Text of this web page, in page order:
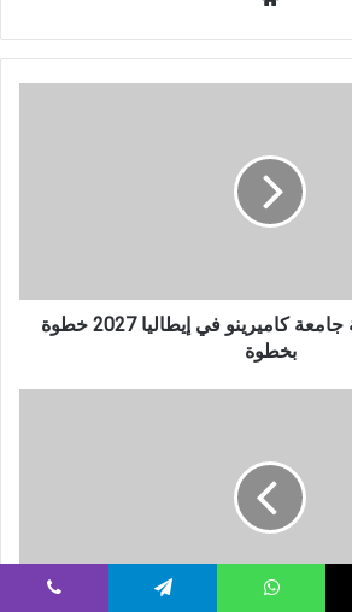
كيفية التقديم لمنحة جامعة كاميرينو في إيطاليا 2027 خطوة
بخطوة